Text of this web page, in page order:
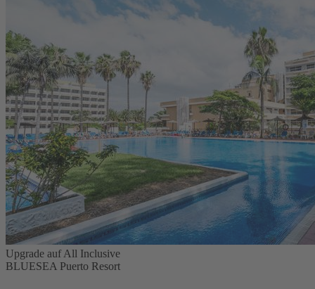
Upgrade auf All Inclusive
BLUESEA Puerto Resort